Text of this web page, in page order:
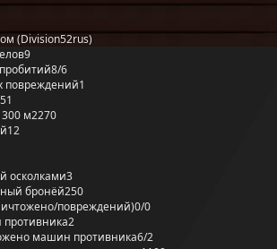
(Division52rus)
9
8/6
повреждений1
м2270
12
осколками3
бронёй250
повреждений)0/0
2
машин противника6/2